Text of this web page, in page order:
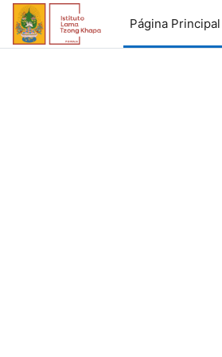
Salta al contenido principalPágina Principal